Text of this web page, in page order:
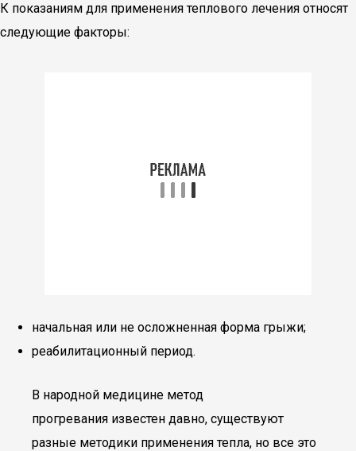
К показаниям для применения теплового лечения относят
следующие факторы:
начальная или не осложненная форма грыжи;
реабилитационный период.
В народной медицине метод
прогревания известен давно, существуют
разные методики применения тепла, но все это